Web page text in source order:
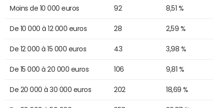
Moins de 10 000 euros 92 8,51 %
De 10 000 à 12 000 euros 28 2,59 %
De 12 000 à 15 000 euros 43 3,98 %
De 15 000 à 20 000 euros 106 9,81 %
De 20 000 à 30 000 euros 202 18,69 %